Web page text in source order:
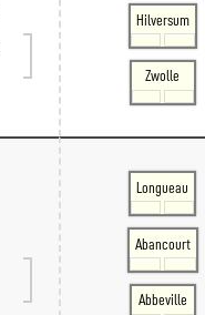
Hilversum
Zwolle
Longueau
Abancourt
Abbeville